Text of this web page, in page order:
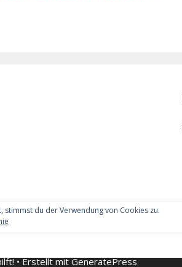
stimmst du der Verwendung von Cookies zu.
• Erstellt mitGeneratePress